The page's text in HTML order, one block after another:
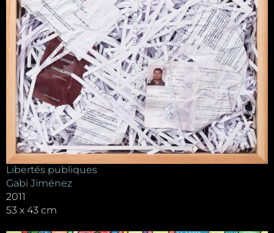
Libertés publiques
Gabi Jiménez
2011
53 x 43 cm